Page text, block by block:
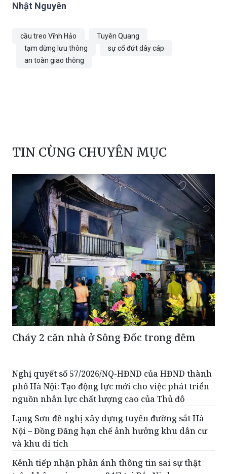
Nhật Nguyên
cầu treo Vĩnh Hảo
Tuyên Quang
tạm dừng lưu thông
sự cố đứt dây cáp
an toàn giao thông
TIN CÙNG CHUYÊN MỤC
Cháy 2 căn nhà ở Sông Đốc trong đêm
Nghị quyết số 57/2026/NQ-HĐND của HĐND thành
phố Hà Nội: Tạo động lực mới cho việc phát triển
nguồn nhân lực chất lượng cao của Thủ đô
Lạng Sơn đề nghị xây dựng tuyến đường sắt Hà
Nội – Đồng Đăng hạn chế ảnh hưởng khu dân cư
và khu di tích
Kênh tiếp nhận phản ánh thông tin sai sự thật